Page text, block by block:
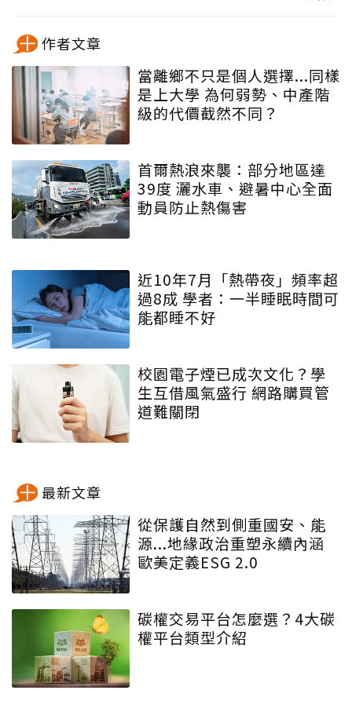
作者文章
當離鄉不只是個人選擇...同樣
是上大學 為何弱勢、中產階
級的代價截然不同？
首爾熱浪來襲：部分地區達
39度 灑水車、避暑中心全面
動員防止熱傷害
近10年7月「熱帶夜」頻率超
過8成 學者：一半睡眠時間可
能都睡不好
校園電子煙已成次文化？學
生互借風氣盛行 網路購買管
道難關閉
最新文章
從保護自然到側重國安、能
源...地緣政治重塑永續內涵
歐美定義ESG 2.0
碳權交易平台怎麼選？4大碳
權平台類型介紹